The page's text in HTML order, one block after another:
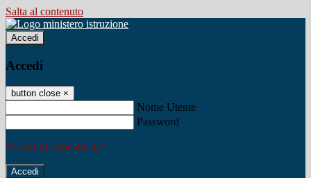
Salta al contenuto
Accedi
Accedi
button close ×
Nome Utente
Password
Password dimenticata?